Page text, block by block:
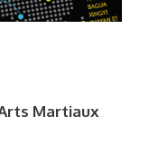
Martiaux